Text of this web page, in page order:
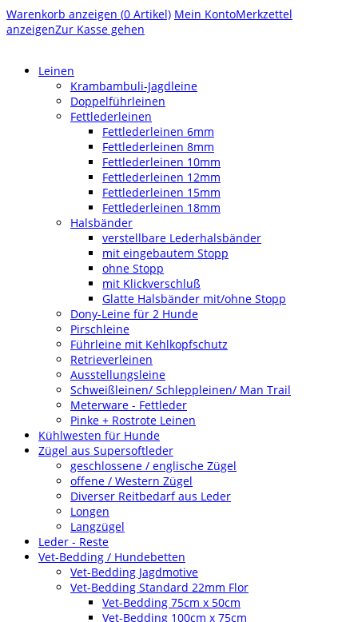
Warenkorb anzeigen (0 Artikel) Mein KontoMerkzettel
anzeigenZur Kasse gehen
Leinen
Krambambuli-Jagdleine
Doppelführleinen
Fettlederleinen
Fettlederleinen 6mm
Fettlederleinen 8mm
Fettlederleinen 10mm
Fettlederleinen 12mm
Fettlederleinen 15mm
Fettlederleinen 18mm
Halsbänder
verstellbare Lederhalsbänder
mit eingebautem Stopp
ohne Stopp
mit Klickverschluß
Glatte Halsbänder mit/ohne Stopp
Dony-Leine für 2 Hunde
Pirschleine
Führleine mit Kehlkopfschutz
Retrieverleinen
Ausstellungsleine
Schweißleinen/ Schleppleinen/ Man Trail
Meterware - Fettleder
Pinke + Rostrote Leinen
Kühlwesten für Hunde
Zügel aus Supersoftleder
geschlossene / englische Zügel
offene / Western Zügel
Diverser Reitbedarf aus Leder
Longen
Langzügel
Leder - Reste
Vet-Bedding / Hundebetten
Vet-Bedding Jagdmotive
Vet-Bedding Standard 22mm Flor
Vet-Bedding 75cm x 50cm
Vet-Bedding 100cm x 75cm